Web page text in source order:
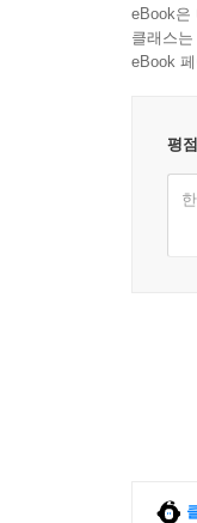
eBook은
클래스
eBook
평점